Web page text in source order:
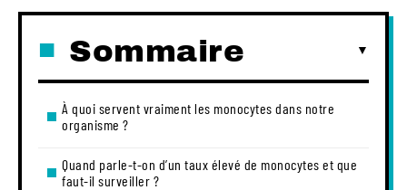
Sommaire
À quoi servent vraiment les monocytes dans notre
organisme ?
Quand parle-t-on d’un taux élevé de monocytes et que
faut-il surveiller ?